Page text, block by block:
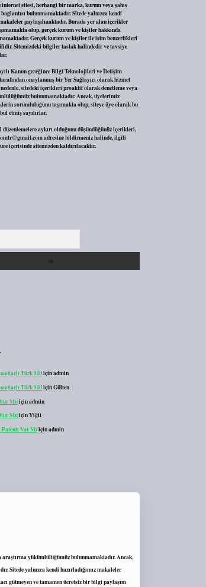
internet sitesi, herhangi bir marka, kurum veya şahıs
bulunmamaktadır. Sitede yalnızca kendi
makaleler paylaşılmaktadır. Burada yer alan içerikler
olup, gerçek kurum ve kişiler hakkında
Gerçek kurum ve kişiler ile isim benzerlikleri
Sitemizdeki bilgiler taslak halindedir ve tavsiye
Kanun gereğince Bilgi Teknolojileri ve İletişim
onaylanmış bir Yer Sağlayıcı olarak hizmet
sitedeki içerikleri proaktif olarak denetleme veya
bulunmamaktadır. Ancak, üyelerimiz
sorumluluğunu taşımakta olup, siteye üye olarak bu
etmiş sayılırlar.
düzenlemelere aykırı olduğunu düşündüğünüz içerikleri,
adresine bildirmeniz halinde, ilgili
içerisinde sitemizden kaldırılacaktır.
Türk Müiçinadmin
Türk MüiçinGülten
Muiçinadmin
MuiçinYiğit
Var Mı içinadmin
yükümlülüğümüz bulunmamaktadır. Ancak,
Sitede yalnızca kendi hazırladığımız makaleler
gütmeyen ve tamamen ücretsiz bir bilgi paylaşım